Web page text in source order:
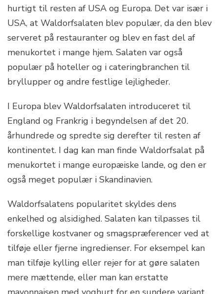
hurtigt til resten af USA og Europa. Det var især i
USA, at Waldorfsalaten blev populær, da den blev
serveret på restauranter og blev en fast del af
menukortet i mange hjem. Salaten var også
populær på hoteller og i cateringbranchen til
bryllupper og andre festlige lejligheder.
I Europa blev Waldorfsalaten introduceret til
England og Frankrig i begyndelsen af det 20.
århundrede og spredte sig derefter til resten af
kontinentet. I dag kan man finde Waldorfsalat på
menukortet i mange europæiske lande, og den er
også meget populær i Skandinavien.
Waldorfsalatens popularitet skyldes dens
enkelhed og alsidighed. Salaten kan tilpasses til
forskellige kostvaner og smagspræferencer ved at
tilføje eller fjerne ingredienser. For eksempel kan
man tilføje kylling eller rejer for at gøre salaten
mere mættende, eller man kan erstatte